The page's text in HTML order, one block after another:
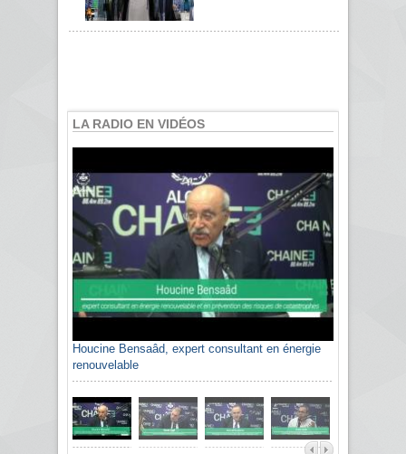
LA RADIO EN VIDÉOS
Houcine Bensaâd, expert consultant en énergie
renouvelable